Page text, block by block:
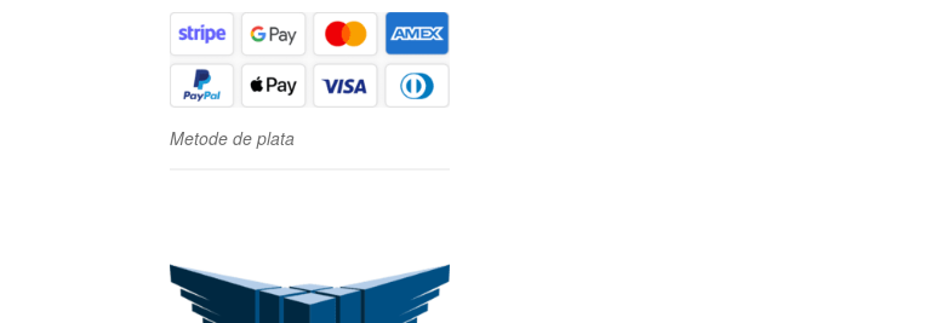
Metode de plata